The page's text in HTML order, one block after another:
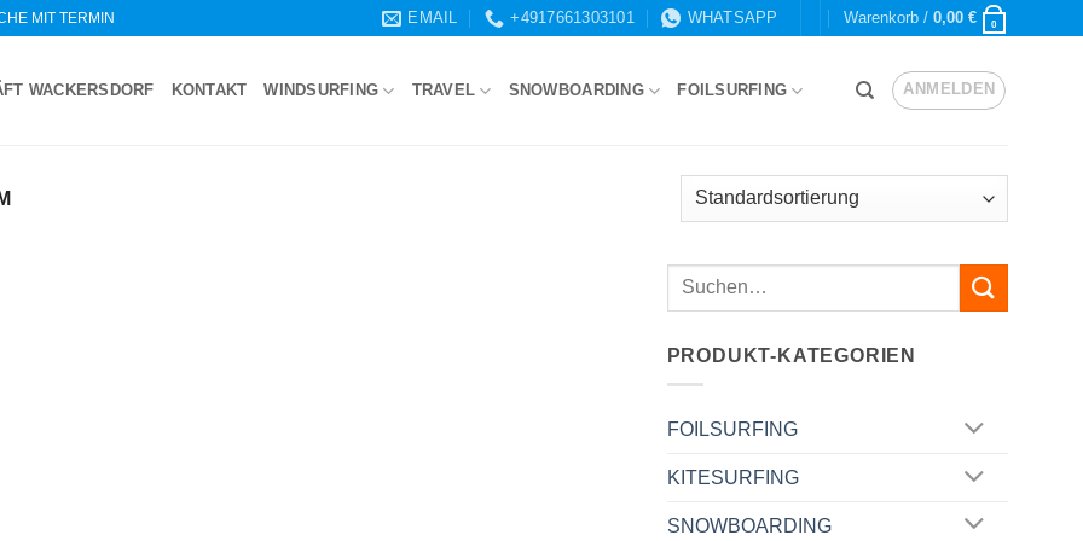
MIT TERMIN EMAIL +4917661303101 WHATSAPP Warenkorb / 0,00 € 0
WACKERSDORF KONTAKT WINDSURFING TRAVEL SNOWBOARDING FOILSURFING ANMELDEN
PRODUKT-KATEGORIEN
FOILSURFING
KITESURFING
SNOWBOARDING